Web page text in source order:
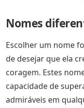
Nomes
Escolher um nome
de desejar que ela
coragem. Estes
capacidade de
admiráveis em